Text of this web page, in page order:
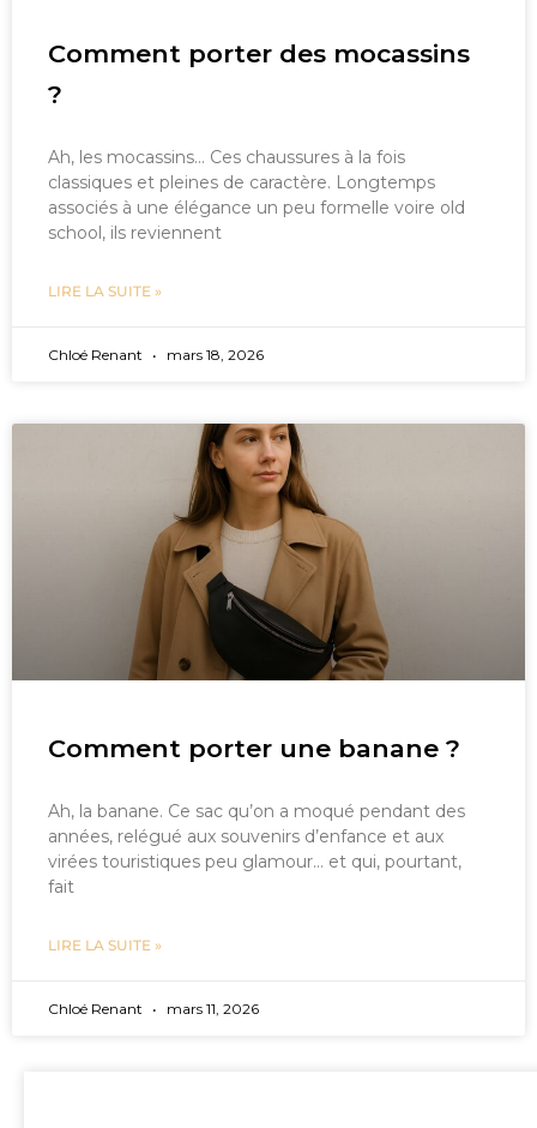
Comment porter des mocassins
?
Ah, les mocassins… Ces chaussures à la fois
classiques et pleines de caractère. Longtemps
associés à une élégance un peu formelle voire old
school, ils reviennent
LIRE LA SUITE »
Chloé Renant mars 18, 2026
Comment porter une banane ?
Ah, la banane. Ce sac qu’on a moqué pendant des
années, relégué aux souvenirs d’enfance et aux
virées touristiques peu glamour… et qui, pourtant,
fait
LIRE LA SUITE »
Chloé Renant mars 11, 2026